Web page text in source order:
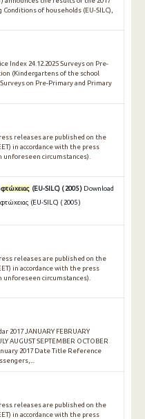
of households (EU-SILC),
Index 24.12.2025 Surveys on Pre-
(Kindergartens of the school
Surveys on Pre-Primary and Primary
releases are published on the
in accordance with the press
unforeseen circumstances).
φτώχειας (EU-SILC) ( 2005 ) Download
(EU-SILC) ( 2005 )
releases are published on the
in accordance with the press
unforeseen circumstances).
2017 JANUARY FEBRUARY
AUGUST SEPTEMBER OCTOBER
2017 Date Title Reference
releases are published on the
in accordance with the press